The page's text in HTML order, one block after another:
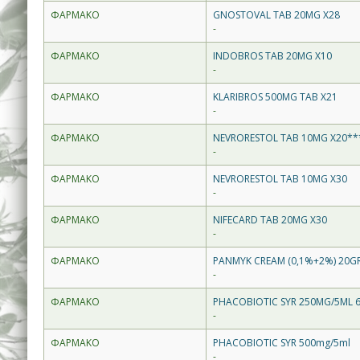
ΦΑΡΜΑΚΟ
GNOSTOVAL TAB 20MG X28
-
ΦΑΡΜΑΚΟ
INDOBROS TAB 20MG X10
-
ΦΑΡΜΑΚΟ
KLARIBROS 500MG TAB X21
-
ΦΑΡΜΑΚΟ
NEVRORESTOL TAB 10MG
-
ΦΑΡΜΑΚΟ
NEVRORESTOL TAB 10MG X30
-
ΦΑΡΜΑΚΟ
NIFECARD TAB 20MG X30
-
ΦΑΡΜΑΚΟ
PANMYK CREAM (0,1%+2%)
-
ΦΑΡΜΑΚΟ
PHACOBIOTIC SYR 250MG/5ML
-
ΦΑΡΜΑΚΟ
PHACOBIOTIC SYR 500mg/5ml
-